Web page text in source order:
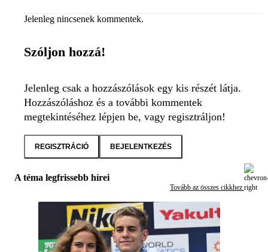
Jelenleg nincsenek kommentek.
Szóljon hozzá!
Jelenleg csak a hozzászólások egy kis részét látja.
Hozzászóláshoz és a további kommentek
megtekintéséhez lépjen be, vagy regisztráljon!
REGISZTRÁCIÓ BEJELENTKEZÉS
A téma legfrissebb hírei
Tovább az összes cikkhez